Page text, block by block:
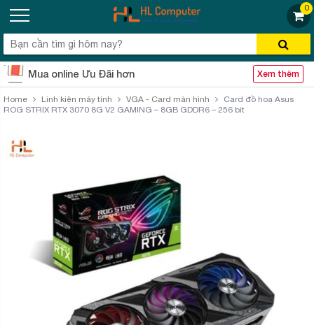
0
Mua online Ưu Đãi hơn Xem thêm
Home Linh kiện máy tính VGA - Card màn hình
Card đồ hoạ Asus
ROG STRIX RTX 3070 8G V2 GAMING – 8GB GDDR6 – 256 bit